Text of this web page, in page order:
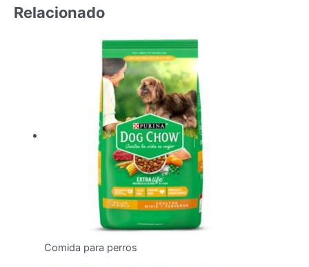
2,5
Relacionado
Comida para perros